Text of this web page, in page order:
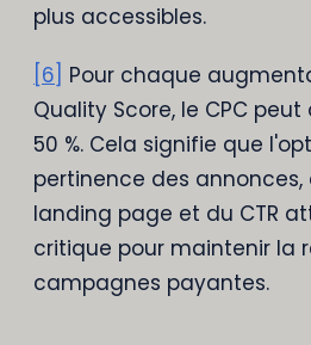
plus accessibles.
[6] Pour chaque
Quality Score, le CPC
50 %. Cela signifie que
pertinence des
landing page et du CTR
critique pour maintenir la
campagnes payantes.